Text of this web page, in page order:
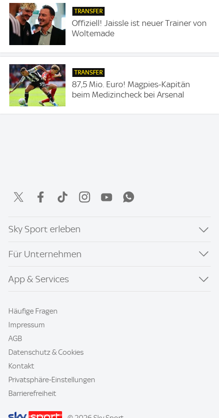
TRANSFER
Offiziell! Jaissle ist neuer Trainer von
Woltemade
TRANSFER
87,5 Mio. Euro! Magpies-Kapitän
beim Medizincheck bei Arsenal
Sky Sport erleben
Für Unternehmen
App & Services
Häufige Fragen
Impressum
AGB
Datenschutz & Cookies
Kontakt
Privatsphäre-Einstellungen
Barrierefreiheit